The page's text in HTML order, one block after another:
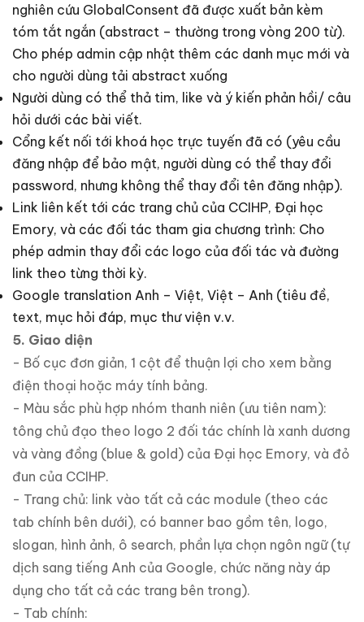
nghiên cứu GlobalConsent đã được xuất bản kèm
tóm tắt ngắn (abstract – thường trong vòng 200 từ).
Cho phép admin cập nhật thêm các danh mục mới và
cho người dùng tải abstract xuống
Người dùng có thể thả tim, like và ý kiến phản hồi/ câu
hỏi dưới các bài viết.
Cổng kết nối tới khoá học trực tuyến đã có (yêu cầu
đăng nhập để bảo mật, người dùng có thể thay đổi
password, nhưng không thể thay đổi tên đăng nhập).
Link liên kết tới các trang chủ của CCIHP, Đại học
Emory, và các đối tác tham gia chương trình: Cho
phép admin thay đổi các logo của đối tác và đường
link theo từng thời kỳ.
Google translation Anh – Việt, Việt – Anh (tiêu đề,
text, mục hỏi đáp, mục thư viện v.v.
5. Giao diện
- Bố cục đơn giản, 1 cột để thuận lợi cho xem bằng
điện thoại hoặc máy tính bảng.
- Màu sắc phù hợp nhóm thanh niên (ưu tiên nam):
tông chủ đạo theo logo 2 đối tác chính là xanh dương
và vàng đồng (blue & gold) của Đại học Emory, và đỏ
đun của CCIHP.
- Trang chủ: link vào tất cả các module (theo các
tab chính bên dưới), có banner bao gồm tên, logo,
slogan, hình ảnh, ô search, phần lựa chọn ngôn ngữ (tự
dịch sang tiếng Anh của Google, chức năng này áp
dụng cho tất cả các trang bên trong).
- Tab chính: